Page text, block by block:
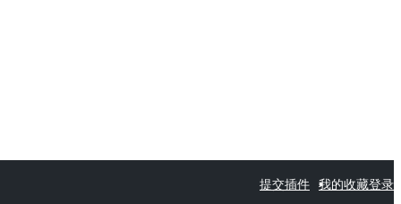
提交插件 我的收藏登录